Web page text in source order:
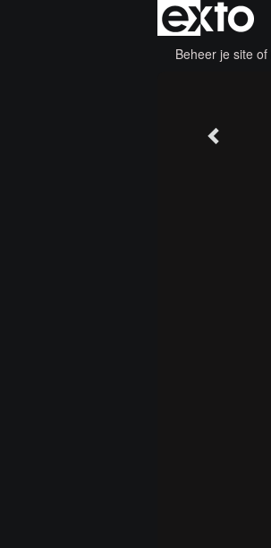
Beheer je site of